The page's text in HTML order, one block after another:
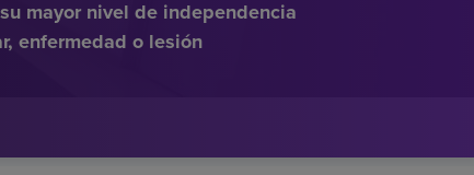
mayor nivel de independencia
enfermedad o lesión